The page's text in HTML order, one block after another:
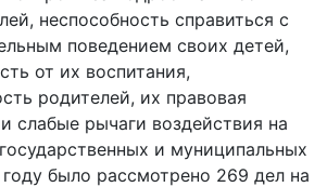
неспособность справиться с
поведением своих детей,
от их воспитания,
родителей, их правовая
слабые рычаги воздействия на
и муниципальных
было рассмотрено 269 дел на